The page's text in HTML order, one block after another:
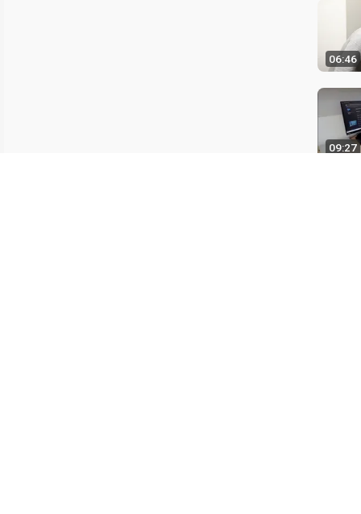
06:46
09:27